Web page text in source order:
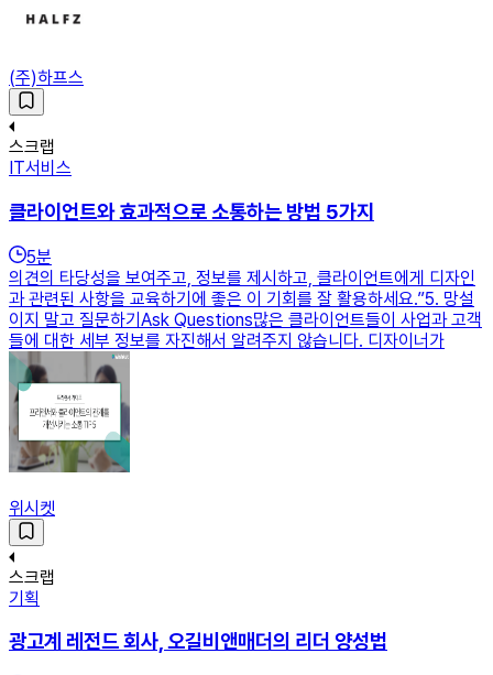
(주)하프스
스크랩
IT서비스
클라이언트와 효과적으로 소통하는 방법 5가지
5분
의견의 타당성을 보여주고, 정보를 제시하고, 클라이언트에게 디자인
과 관련된 사항을 교육하기에 좋은 이 기회를 잘 활용하세요.”5. 망설
이지 말고 질문하기Ask Questions많은 클라이언트들이 사업과 고객
들에 대한 세부 정보를 자진해서 알려주지 않습니다. 디자이너가
위시켓
스크랩
기획
광고계 레전드 회사, 오길비앤매더의 리더 양성법